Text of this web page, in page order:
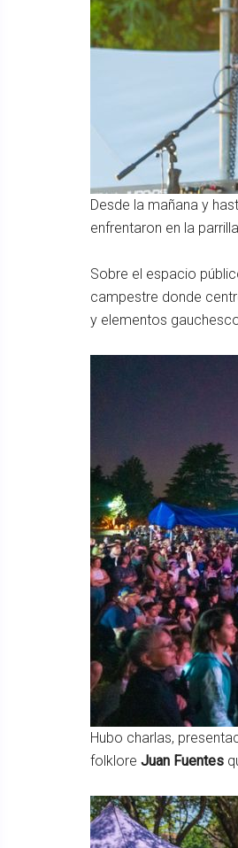
Desde la mañana y
enfrentaron en la
Sobre el espacio
campestre donde
y elementos
Hubo charlas,
folklore Juan Fuentes